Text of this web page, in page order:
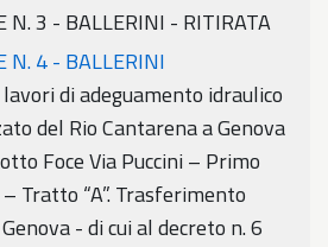
N. 3 - BALLERINI - RITIRATA
N. 4 - BALLERINI
di adeguamento idraulico
del Rio Cantarena a Genova
Foce Via Puccini – Primo
Tratto “A”. Trasferimento
- di cui al decreto n. 6